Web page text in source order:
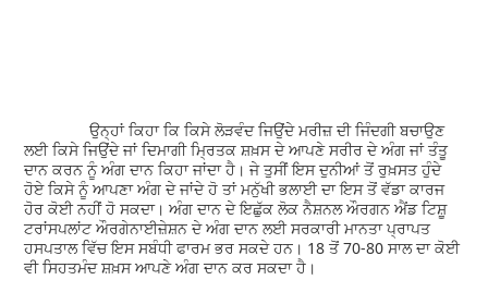
ਉਨ੍ਹਾਂ ਕਿਹਾ ਕਿ ਕਿਸੇ ਲੋੜਵੰਦ ਜਿਉਂਦੇ ਮਰੀਜ਼ ਦੀ ਜਿੰਦਗੀ ਬਚਾਉਣ
ਲਈ ਕਿਸੇ ਜਿਉਂਦੇ ਜਾਂ ਦਿਮਾਗੀ ਮ੍ਰਿਤਕ ਸ਼ਖ਼ਸ ਦੇ ਆਪਣੇ ਸਰੀਰ ਦੇ ਅੰਗ ਜਾਂ ਤੰਤੂ
ਦਾਨ ਕਰਨ ਨੂੰ ਅੰਗ ਦਾਨ ਕਿਹਾ ਜਾਂਦਾ ਹੈ। ਜੇ ਤੁਸੀਂ ਇਸ ਦੁਨੀਆਂ ਤੋਂ ਰੁਖ਼ਸਤ ਹੁੰਦੇ
ਹੋਏ ਕਿਸੇ ਨੂੰ ਆਪਣਾ ਅੰਗ ਦੇ ਜਾਂਦੇ ਹੋ ਤਾਂ ਮਨੁੱਖੀ ਭਲਾਈ ਦਾ ਇਸ ਤੋਂ ਵੱਡਾ ਕਾਰਜ
ਹੋਰ ਕੋਈ ਨਹੀਂ ਹੋ ਸਕਦਾ। ਅੰਗ ਦਾਨ ਦੇ ਇਛੁੱਕ ਲੋਕ ਨੈਸ਼ਨਲ ਔਰਗਨ ਐਂਡ ਟਿਸ਼ੂ
ਟਰਾਂਸਪਲਾਂਟ ਔਰਗੇਨਾਈਜ਼ੇਸ਼ਨ ਦੇ ਅੰਗ ਦਾਨ ਲਈ ਸਰਕਾਰੀ ਮਾਨਤਾ ਪ੍ਰਾਪਤ
ਹਸਪਤਾਲ ਵਿੱਚ ਇਸ ਸਬੰਧੀ ਫਾਰਮ ਭਰ ਸਕਦੇ ਹਨ। 18 ਤੋਂ 70-80 ਸਾਲ ਦਾ ਕੋਈ
ਵੀ ਸਿਹਤਮੰਦ ਸ਼ਖ਼ਸ ਆਪਣੇ ਅੰਗ ਦਾਨ ਕਰ ਸਕਦਾ ਹੈ।